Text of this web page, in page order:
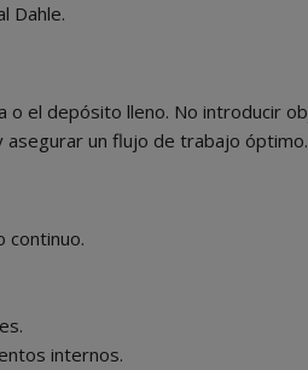
Dahle.
el depósito lleno. No introducir
asegurar un flujo de trabajo óptimo.
continuo.
internos.